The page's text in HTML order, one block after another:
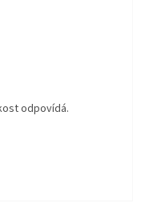
odpovídá.